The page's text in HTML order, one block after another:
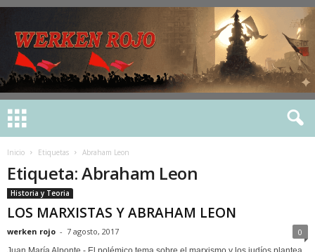
Inicio Etiquetas Abraham Leon
Etiqueta: Abraham Leon
Historia y Teoria
LOS MARXISTAS Y ABRAHAM LEON
werken rojo - 7 agosto, 2017 0